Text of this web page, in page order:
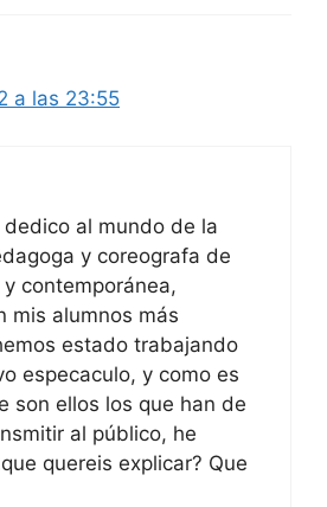
a las 23:55
dedico al mundo de la
y coreografa de
contemporánea,
mis alumnos más
estado trabajando
especaculo, y como es
son ellos los que han de
al público, he
quereis explicar? Que